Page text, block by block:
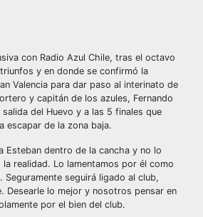
con Radio Azul Chile, tras el octavo
y en donde se confirmó la
Valencia para dar paso al interinato de
y capitán de los azules, Fernando
del Huevo y a las 5 finales que
escapar de la zona baja.
Esteban dentro de la cancha y no lo
realidad. Lo lamentamos por él como
Seguramente seguirá ligado al club,
Desearle lo mejor y nosotros pensar en
por el bien del club.